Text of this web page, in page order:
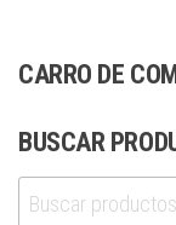
CARRO DE
BUSCAR